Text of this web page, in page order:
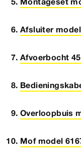
Afsluiter model
Afvoerbocht
Overloopbuis
Mof model